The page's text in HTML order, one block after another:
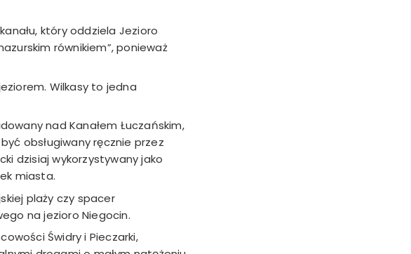
który oddziela Jezioro
równikiem”, ponieważ
Wilkasy to jedna
nad Kanałem Łuczańskim,
obsługiwany ręcznie przez
dzisiaj wykorzystywany jako
miasta.
plaży czy spacer
na jezioro Niegocin.
Świdry i Pieczarki,